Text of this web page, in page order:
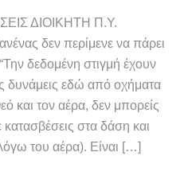
ΔΙΟΙΚΗΤΗ Π.Υ.
δεν περίμενε να πάρει
δεδομένη στιγμή έχουν
δυνάμεις εδώ από οχήματα
και τον αέρα, δεν μπορείς
στα δάση και
του αέρα). Είναι […]